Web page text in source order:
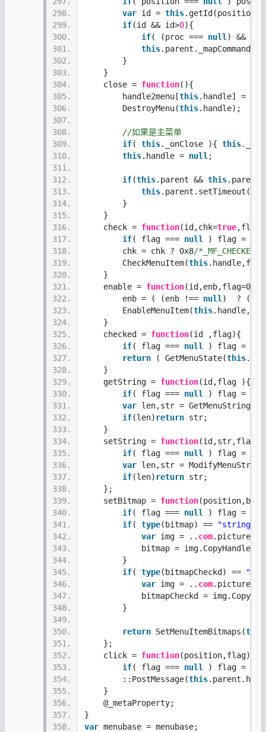
298.
299.
300.
301.
302.
303.
304.
305.
306.
307.
308.
309.
310.
311.
312.
313.
314.
315.
316.
317.
318.
319.
320.
321.
322.
323.
324.
325.
326.
327.
328.
329.
330.
331.
332.
333.
334.
335.
336.
337.
338.
339.
340.
341.
342.
343.
344.
345.
346.
347.
348.
349.
350.
351.
352.
353.
354.
355.
356.
357.
358.
var id = this
if(id && id>0){
if( (proc === null ) &&
this
        }
    }
    close =
function(){
        handle2menu[
this.handle] =
        DestroyMenu(
this.handle);
//如果是主菜单
if( this._onClose ){ this
this.handle = null ;
if(this.parent && this
this.parent.setTimeout(
        }
    }
    check =
function(id,chk=true
if( flag === null
) flag =
        chk = chk ? 0x8
/*_MF_CHECKED*/
        CheckMenuItem(
this
    }
    enable =
function
        enb = ( (enb !==
null )  ? (
        EnableMenuItem(
this
    }
    checked =
function(id ,flag){
if( flag === null
) flag =
return ( GetMenuState(this
    }
    getString =
function(id,flag ){
if( flag === null
) flag =
var len,str = GetMenuString(
if(len) return str;
    }
    setString =
function(id,str,flag){
if( flag === null
) flag =
var len,str =
if(len) return str;
    };
    setBitmap =
function
if( flag === null
) flag =
if( type(bitmap) == "string"
var img = .. com
            bitmap = img.CopyHandle();
        }
if( type(bitmapCheckd) ==
var img = .. com
bitmapCheckd =
        }
return SetMenuItemBitmaps(this
    };
    click =
function(position,flag){
if( flag === null
) flag =
        ::PostMessage(
this
    }
    @_metaProperty;
}
var menubase = menubase;